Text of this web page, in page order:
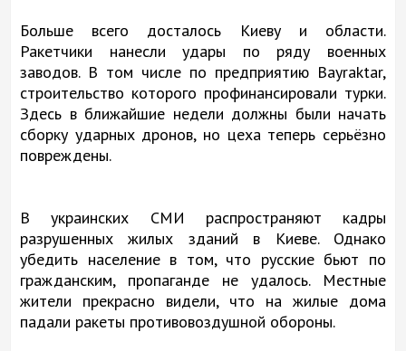
Больше всего досталось Киеву и области.
Ракетчики нанесли удары по ряду военных
заводов. В том числе по предприятию Bayraktar,
строительство которого профинансировали турки.
Здесь в ближайшие недели должны были начать
сборку ударных дронов, но цеха теперь серьёзно
повреждены.
В украинских СМИ распространяют кадры
разрушенных жилых зданий в Киеве. Однако
убедить население в том, что русские бьют по
гражданским, пропаганде не удалось. Местные
жители прекрасно видели, что на жилые дома
падали ракеты противовоздушной обороны.